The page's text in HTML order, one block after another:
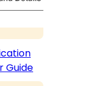
Guide